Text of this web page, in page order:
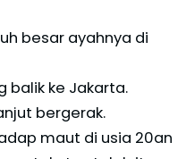
besar ayahnya di
balik ke Jakarta.
bergerak.
maut di usia 20an